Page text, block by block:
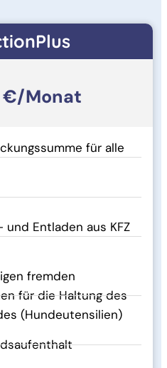
€/Monat
für alle
Entladen aus KFZ
fremden
für die Haltung des
(Hundeutensilien)